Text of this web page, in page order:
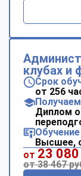
клубах и
Срок
от 256
Диплом
Высшее,
от 23 080
от 38 467